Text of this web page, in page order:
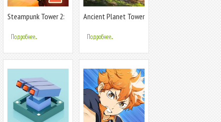
Steampunk Tower 2:
Defense Strategy
Подробнее...
Ancient Planet Tower
Подробнее...